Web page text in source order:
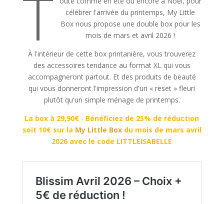
T
célébrer l'arrivée du printemps, My Little
Box nous propose une double box pour les
mois de mars et avril 2026 !
À l'intérieur de cette box printanière, vous trouverez
des accessoires tendance au format XL qui vous
accompagneront partout. Et des produits de beauté
qui vous donneront l'impression d'un « reset » fleuri
plutôt qu'un simple ménage de printemps.
La box à 29,90€ - Bénéficiez de 25% de réduction
soit 10€ sur la My Little Boxdu mois de mars avril
2026 avec le code LITTLEISABELLE